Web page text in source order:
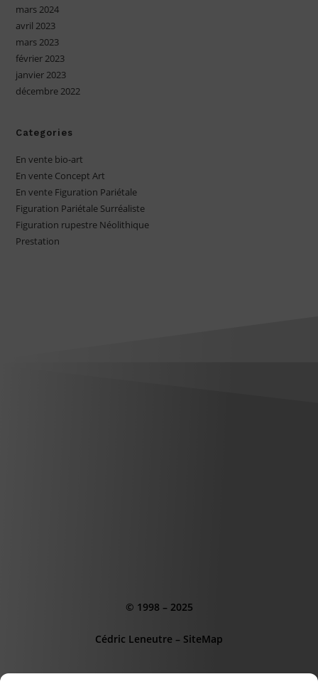
mars 2024
avril 2023
mars 2023
février 2023
janvier 2023
décembre 2022
Categories
En vente bio-art
En vente Concept Art
En vente Figuration Pariétale
Figuration Pariétale Surréaliste
Figuration rupestre Néolithique
Prestation
© 1998 – 2025
Cédric Leneutre – SiteMap